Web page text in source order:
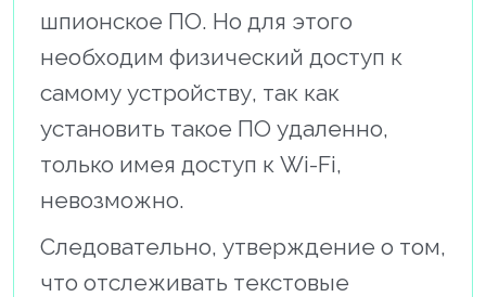
шпионское ПО. Но для этого
необходим физический доступ к
самому устройству, так как
установить такое ПО удаленно,
только имея доступ к Wi-Fi,
невозможно.
Следовательно, утверждение о том,
что отслеживать текстовые